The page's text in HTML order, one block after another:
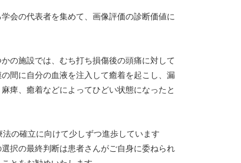
会の代表者を集めて、画像評価の診断価値に
の施設では、むち打ち損傷後の頭痛に対して
間に自分の血液を注入して癒着を起こし、漏
痺、癒着などによってひどい状態になったと
の確立に向けて少しずつ進歩しています
択の最終判断は患者さんがご自身に委ねられ